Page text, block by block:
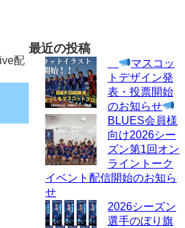
配
最近の投稿
マスコッ
トデザイン発
表・投票開始
のお知らせ
BLUES会員様
向け2026シー
ズン第1回オン
ライントーク
イベント配信開始のお知ら
せ
2026シーズン
選手のぼり旗